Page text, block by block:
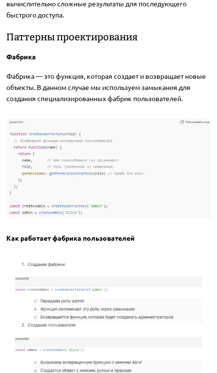
вычислительно сложные результаты для последующего
быстрого доступа.
Паттерны проектирования
Фабрика
Фабрика — это функция, которая создает и возвращает новые
объекты. В данном случае мы используем замыкания для
создания специализированных фабрик пользователей.
Как работает фабрика пользователей